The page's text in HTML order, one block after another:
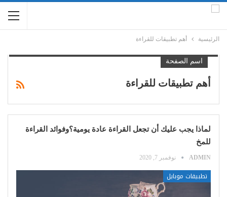
الرئيسية أهم تطبيقات للقراءة
اسم الصفحة
أهم تطبيقات للقراءة
لماذا يجب عليك أن تجعل القراءة عادة يومية؟وفوائد القراءة
للمخ
ADMIN نوفمبر 7, 2020
تطبيقات موبايل